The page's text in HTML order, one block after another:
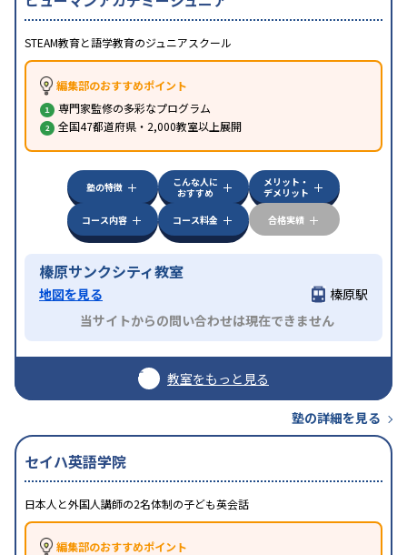
STEAM教育と語学教育のジュニアスクール
編集部のおすすめポイント
専門家監修の多彩なプログラム
全国47都道府県・2,000教室以上展開
塾の特徴
こんな人に
おすすめ
メリット・
デメリット
コース内容
コース料金 合格実績
榛原サンクシティ教室
地図を見る
榛原駅
当サイトからの問い合わせは現在できません
教室をもっと見る
塾の詳細を見る
セイハ英語学院
日本人と外国人講師の2名体制の子ども英会話
編集部のおすすめポイント